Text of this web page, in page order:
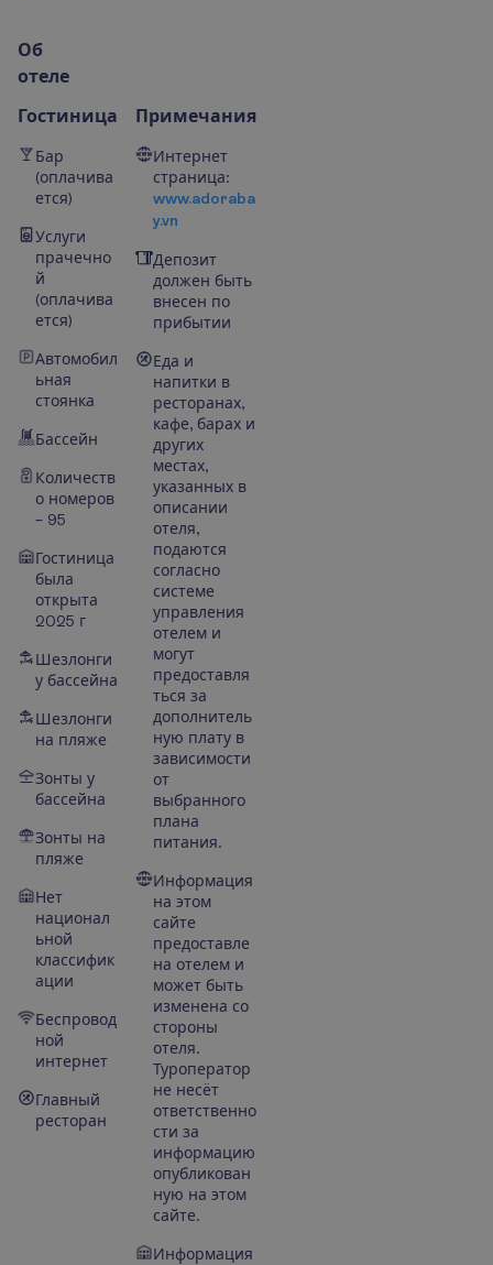
Об
отеле
Гостиница
Бар
(оплачива
ется)
Услуги
прачечно
й
(оплачива
ется)
Автомобил
ьная
стоянка
Бассейн
Количеств
о номеров
– 95
Гостиница
была
открыта
2025 г
Шезлонги
у бассейна
Шезлонги
на пляже
Зонты у
бассейна
Зонты на
пляже
Нет
национал
ьной
классифик
ации
Беспровод
ной
интернет
Главный
ресторан
Примечания
Интернет
страница:
www.adoraba
y.vn
Депозит
должен быть
внесен по
прибытии
Еда и
напитки в
ресторанах,
кафе, барах и
других
местах,
указанных в
описании
отеля,
подаются
согласно
системе
управления
отелем и
могут
предоставля
ться за
дополнитель
ную плату в
зависимости
от
выбранного
плана
питания.
Информация
на этом
сайте
предоставле
на отелем и
может быть
изменена со
стороны
отеля.
Туроператор
не несёт
ответственно
сти за
информацию
опубликован
ную на этом
сайте.
Информация